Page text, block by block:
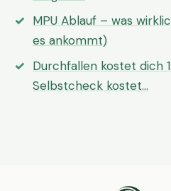
MPU Ablauf – was
es ankommt)
Durchfallen kostet dich
Selbstcheck kostet…